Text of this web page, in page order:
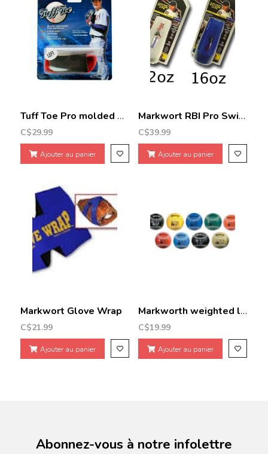
Tuff Toe Pro molded black pitching toe left
C$29.99
Ajouter au panier
Markwort RBI Pro Swing
C$39.99
Ajouter au panier
Markwort Glove Wrap
C$21.99
Ajouter au panier
Markworth weighted leather ball
C$19.99
Ajouter au panier
Abonnez-vous à notre infolettre